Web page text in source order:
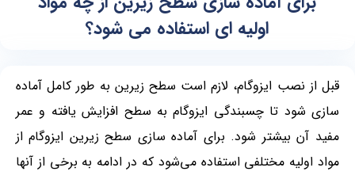
اولیه ای استفاده می شود؟
قبل از نصب ایزوگام، لازم است سطح زیرین به طور کامل آماده
سازی شود تا چسبندگی ایزوگام به سطح افزایش یافته و عمر
مفید آن بیشتر شود. برای آماده سازی سطح زیرین ایزوگام از
مواد اولیه مختلفی استفاده می‌شود که در ادامه به برخی از آنها